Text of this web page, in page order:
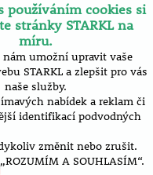
používáním cookies si
stránky STARKL na
míru.
nám umožní upravit vaše
STARKL a zlepšit pro vás
naše služby.
nabídek a reklam či
identifikací podvodných
změnit nebo zrušit.
A SOUHLASÍM“.